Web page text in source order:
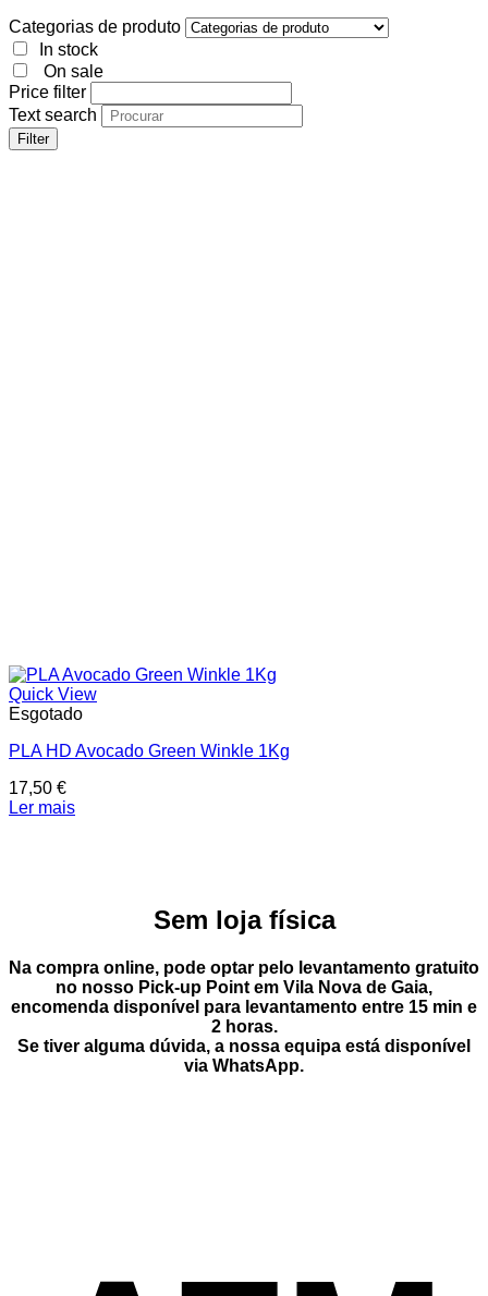
Categorias de produto
In stock
On sale
Price filter
Text search
Filter
Quick View
Esgotado
PLA HD Avocado Green Winkle 1Kg
17,50 €
Ler mais
Sem loja física
Na compra online, pode optar pelo levantamento gratuito
no nosso Pick-up Point em Vila Nova de Gaia,
encomenda disponível para levantamento entre 15 min e
2 horas.
Se tiver alguma dúvida, a nossa equipa está disponível
via WhatsApp.